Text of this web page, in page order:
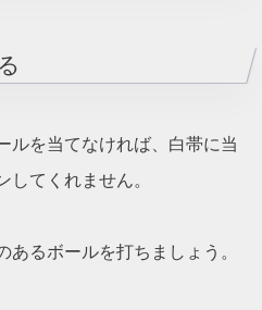
ルを当てなければ、白帯に当
してくれません。
あるボールを打ちましょう。